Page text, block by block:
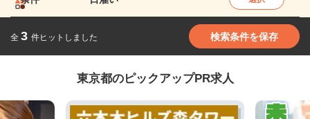
全 3 件ヒットしました 検索条件を保存
東京都のピックアップPR求人